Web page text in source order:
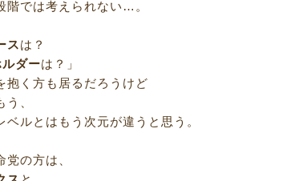
階では考えられない…。
スは？
ダーは？」
抱く方も居るだろうけど
、
ベルとはもう次元が違うと思う。
党の方は、